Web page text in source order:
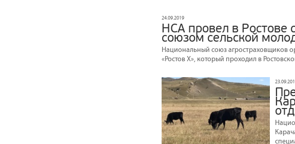
24.09.2019
НСА провел в Ростове
союзом сельской
Национальный союз агростраховщиков
«Ростов X», который проходил в